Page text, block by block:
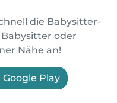
die Babysitter-
oder
Nähe an!
Google Play